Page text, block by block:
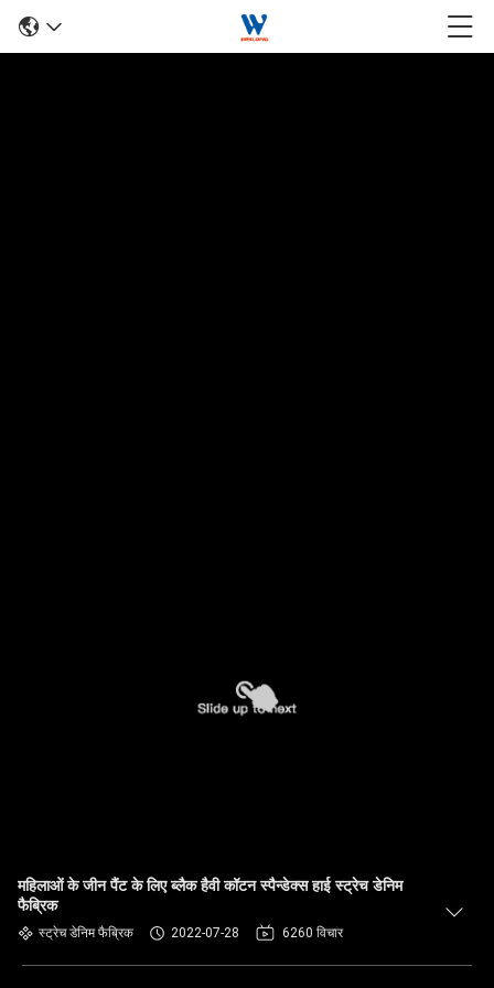
महिलाओं के जीन पैंट के लिए ब्लैक हैवी कॉटन स्पैन्डेक्स हाई स्ट्रेच डेनिम
फैब्रिक
स्ट्रेच डेनिम फैब्रिक 2022-07-28 6260 विचार